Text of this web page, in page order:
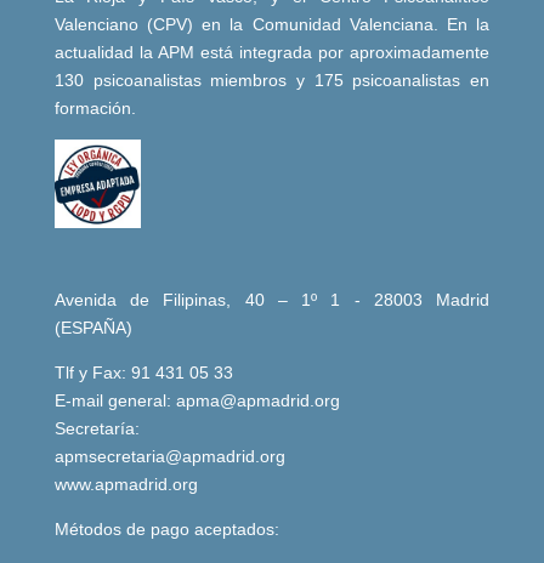
Valenciano (CPV) en la Comunidad Valenciana. En la
actualidad la APM está integrada por aproximadamente
130 psicoanalistas miembros y 175 psicoanalistas en
formación.
Avenida de Filipinas, 40 – 1º 1 - 28003 Madrid
(ESPAÑA)
Tlf y Fax: 91 431 05 33
E-mail general: apma@apmadrid.org
Secretaría:
apmsecretaria@apmadrid.org
www.apmadrid.org
Métodos de pago aceptados: